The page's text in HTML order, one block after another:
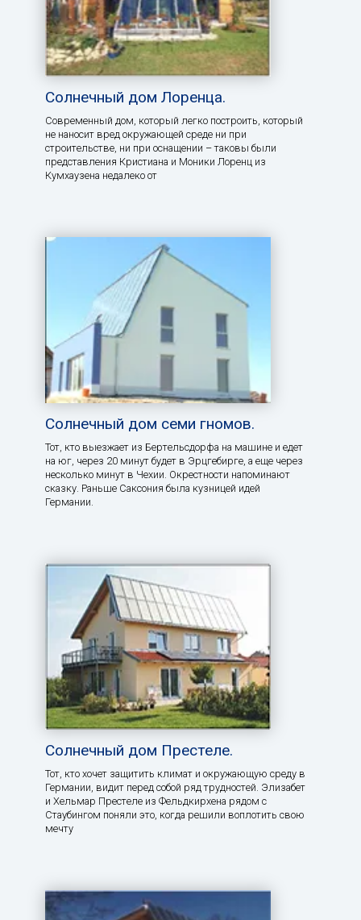
Солнечный дом Лоренца.
Современный дом, который легко построить, который
не наносит вред окружающей среде ни при
строительстве, ни при оснащении – таковы были
представления Кристиана и Моники Лоренц из
Кумхаузена недалеко от
Солнечный дом семи гномов.
Тот, кто выезжает из Бертельсдорфа на машине и едет
на юг, через 20 минут будет в Эрцгебирге, а еще через
несколько минут в Чехии. Окрестности напоминают
сказку. Раньше Саксония была кузницей идей
Германии.
Солнечный дом Престеле.
Тот, кто хочет защитить климат и окружающую среду в
Германии, видит перед собой ряд трудностей. Элизабет
и Хельмар Престеле из Фельдкирхена рядом с
Стаубингом поняли это, когда решили воплотить свою
мечту